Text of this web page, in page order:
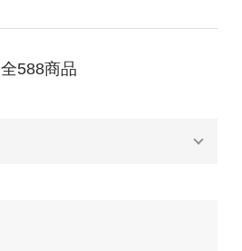
全588商品